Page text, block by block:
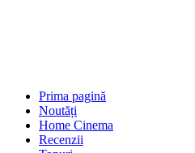
Prima pagină
Noutăți
Home Cinema
Recenzii